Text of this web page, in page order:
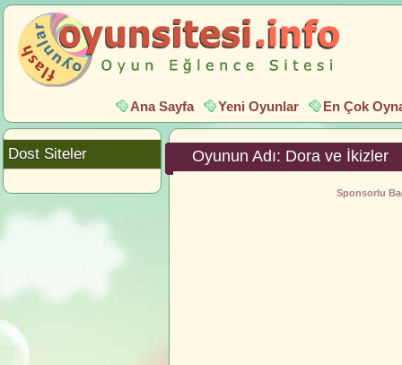
Ana Sayfa Yeni Oyunlar En Çok
Oyunun Adı: Dora ve İkizler
Sponsorlu
Dost Siteler